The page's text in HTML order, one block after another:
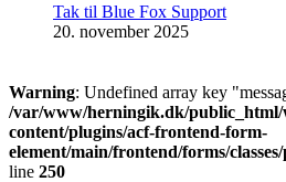
Tak til Blue Fox Support
20. november 2025
Warning: Undefined array key
/var/www/herningik.dk/
content/plugins/acf-frontend-form-
element/main/frontend/forms/
line 250